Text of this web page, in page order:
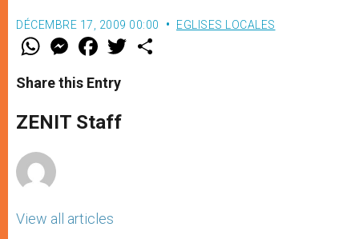
DÉCEMBRE 17, 2009 00:00 EGLISES LOCALES
W
t
s
p
p
M
e
s
e
g
e
F
a
e
b
o
k
w
Share this Entry
ZENIT Staff
View all articles